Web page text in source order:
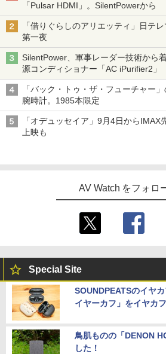
「Pulsar HDMI」。SilentPowerから
「借りぐらしのアリエッティ」日テ
第一夜
SilentPower、軍事レーダー技術から
源コンディショナー「AC iPurifier2」
「バック・トゥ・ザ・フューチャー
腕時計。1985本限定
「オデュッセイア」9月4日から
上映も
AV Watch をフォロ
Special Site
SOUNDPEATSのイヤ
イヤーカフ」をイヤカ
鳥肌ものの「DENON
した！